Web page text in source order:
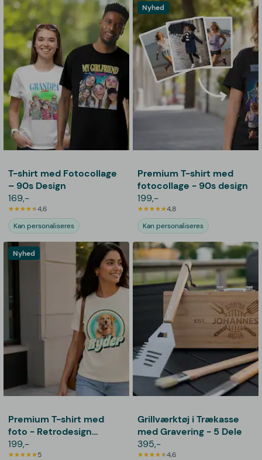
T-shirt med Fotocollage
– 90s Design
169,-
4,6
Kan personaliseres
Nyhed
Premium T-shirt med
fotocollage - 90s design
199,-
4,8
Kan personaliseres
Nyhed
Premium T-shirt med
foto - Retrodesign
kæledyr
199,-
5
Grillværktøj i Trækasse
med Gravering - 5 Dele
395,-
4,6